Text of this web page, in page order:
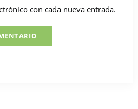
con cada nueva entrada.